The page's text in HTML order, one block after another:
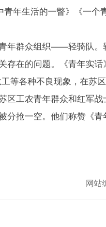
年生活的一瞥》《一个
年群众组织——轻骑队。
存在的问题。《青年实话
等各种不良现象，在苏区
工农青年群众和红军战
分抢一空。他们称赞《青
网站